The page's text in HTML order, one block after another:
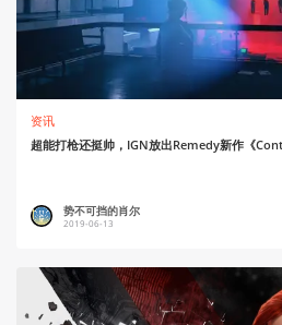
资讯
超能打枪还挺帅，IGN放出Remedy新作《
势不可挡的肖尔
2019-06-13